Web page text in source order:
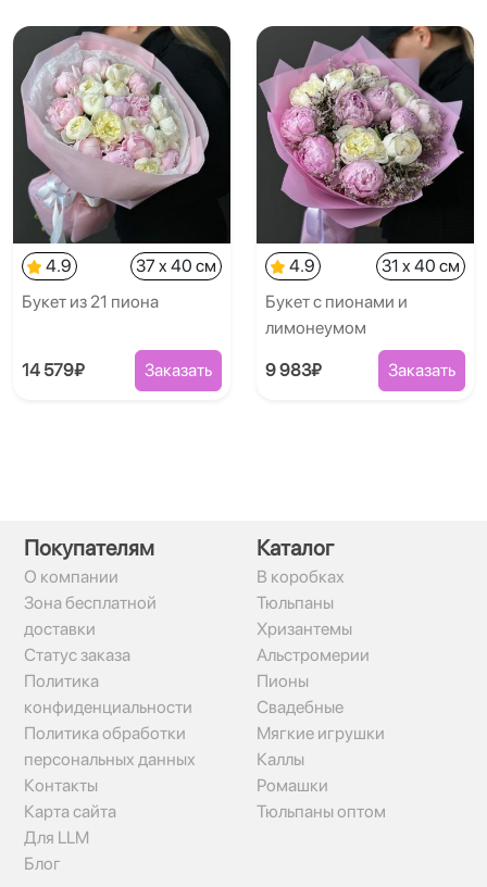
4.9
37 x 40 см
Букет из 21 пиона
14 579₽ Заказать
4.9
31 x 40 см
Букет с пионами и
лимонеумом
9 983₽ Заказать
Покупателям
О компании
Зона бесплатной
доставки
Статус заказа
Политика
конфиденциальности
Политика обработки
персональных данных
Контакты
Карта сайта
Для LLM
Блог
Каталог
В коробках
Тюльпаны
Хризантемы
Альстромерии
Пионы
Свадебные
Мягкие игрушки
Каллы
Ромашки
Тюльпаны оптом